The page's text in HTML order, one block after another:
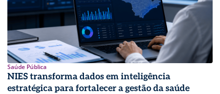
Saúde Pública
NIES transforma dados em inteligência
estratégica para fortalecer a gestão da saúde